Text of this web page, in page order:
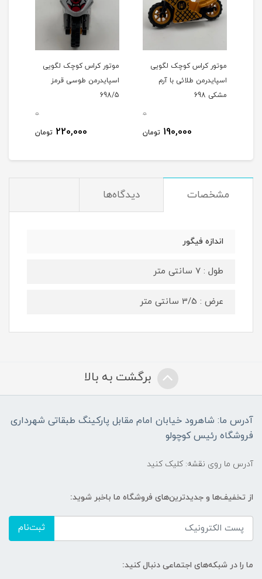
موتور کراس کوچک لگویی
اسپایدرمن طلائی با آرم
مشکی 698
0
190,000 تومان
موتور کراس کوچک لگویی
اسپایدرمن طوسی قرمز
698/5
0
220,000 تومان
مشخصات دیدگاه‌ها
اندازه فیگور
طول : 7 سانتی متر
عرض : 3/5 سانتی متر
برگشت به بالا
آدرس ما: شاهرود خیابان امام مقابل پارکینگ طبقاتی شهرداری
فروشگاه رئیس کوچولو
آدرس ما روی نقشه: کلیک کنید
از تخفیف‌ها و جدیدترین‌های فروشگاه ما باخبر شوید:
ثبت‌نام
ما را در شبکه‌های اجتماعی دنبال کنید: